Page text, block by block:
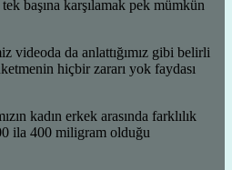
başına karşılamak pek mümkün
videoda da anlattığımız gibi belirli
hiçbir zararı yok faydası
kadın erkek arasında farklılık
ila 400 miligram olduğu